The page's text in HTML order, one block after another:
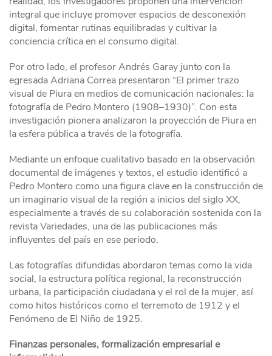
integral que incluye promover espacios de desconexión
digital, fomentar rutinas equilibradas y cultivar la
conciencia crítica en el consumo digital.
Por otro lado, el profesor Andrés Garay junto con la
egresada Adriana Correa presentaron “El primer trazo
visual de Piura en medios de comunicación nacionales: la
fotografía de Pedro Montero (1908–1930)”. Con esta
investigación pionera analizaron la proyección de Piura en
la esfera pública a través de la fotografía.
Mediante un enfoque cualitativo basado en la observación
documental de imágenes y textos, el estudio identificó a
Pedro Montero como una figura clave en la construcción de
un imaginario visual de la región a inicios del siglo XX,
especialmente a través de su colaboración sostenida con la
revista Variedades, una de las publicaciones más
influyentes del país en ese periodo.
Las fotografías difundidas abordaron temas como la vida
social, la estructura política regional, la reconstrucción
urbana, la participación ciudadana y el rol de la mujer, así
como hitos históricos como el terremoto de 1912 y el
Fenómeno de El Niño de 1925.
Finanzas personales, formalización empresarial e